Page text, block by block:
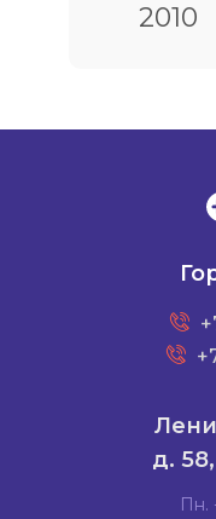
2010
д.
Пн.